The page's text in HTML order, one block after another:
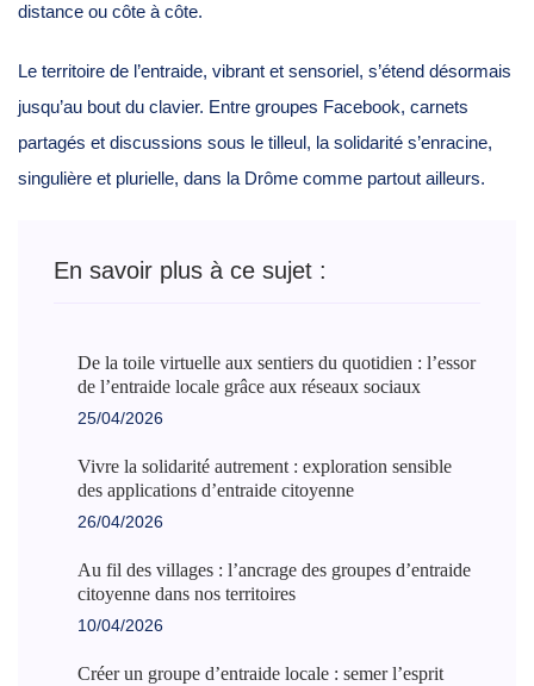
distance ou côte à côte.
Le territoire de l’entraide, vibrant et sensoriel, s’étend désormais
jusqu’au bout du clavier. Entre groupes Facebook, carnets
partagés et discussions sous le tilleul, la solidarité s’enracine,
singulière et plurielle, dans la Drôme comme partout ailleurs.
En savoir plus à ce sujet :
De la toile virtuelle aux sentiers du quotidien : l’essor
de l’entraide locale grâce aux réseaux sociaux
25/04/2026
Vivre la solidarité autrement : exploration sensible
des applications d’entraide citoyenne
26/04/2026
Au fil des villages : l’ancrage des groupes d’entraide
citoyenne dans nos territoires
10/04/2026
Créer un groupe d’entraide locale : semer l’esprit